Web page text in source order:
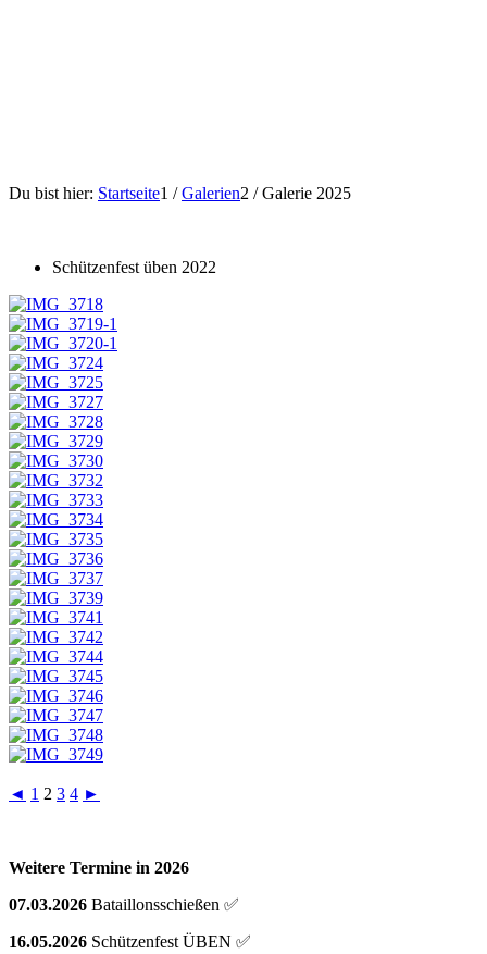
Du bist hier: Startseite1 / Galerien2 / Galerie 2025
Schützenfest üben 2022
◄ 1 2 3 4 ►
Weitere Termine in 2026
07.03.2026 Bataillonsschießen ✅
16.05.2026 Schützenfest ÜBEN ✅